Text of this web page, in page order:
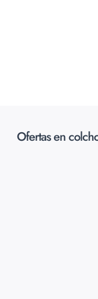
Ofertas en